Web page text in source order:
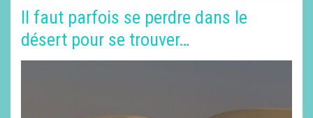
Il faut parfois se perdre dans le
désert pour se trouver…